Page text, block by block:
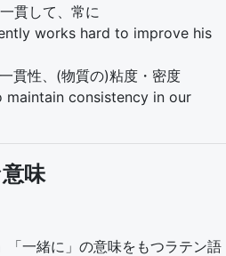
貫して、常に
works hard to improve his
貫性、(物質の)粘度・密度
maintain consistency in our
味
「一緒に」の意味をもつラテン語